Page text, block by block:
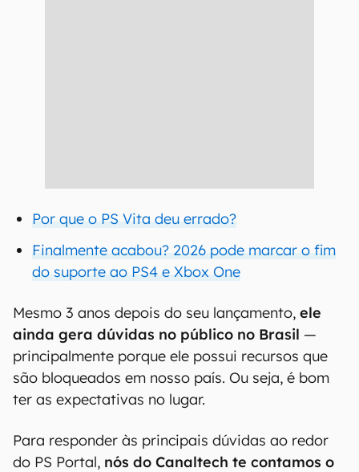
Por que o PS Vita deu errado?
Finalmente acabou? 2026 pode marcar o fim
do suporte ao PS4 e Xbox One
Mesmo 3 anos depois do seu lançamento, ele
ainda gera dúvidas no público no Brasil —
principalmente porque ele possui recursos que
são bloqueados em nosso país. Ou seja, é bom
ter as expectativas no lugar.
Para responder às principais dúvidas ao redor
do PS Portal, nós do Canaltech te contamos o